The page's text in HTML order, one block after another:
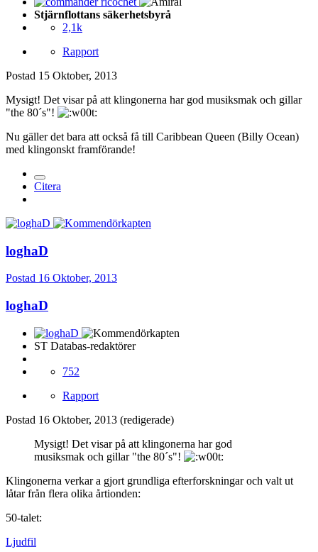
Stjärnflottans säkerhetsbyrå
2,1k
Rapport
Postad 15 Oktober, 2013
Mysigt! Det visar på att klingonerna har god musiksmak och gillar
"the 80´s"!
Nu gäller det bara att också få till Caribbean Queen (Billy Ocean)
med klingonskt framförande!
Citera
loghaD
Postad 16 Oktober, 2013
loghaD
ST Databas-redaktörer
752
Rapport
Postad 16 Oktober, 2013 (redigerade)
Mysigt! Det visar på att klingonerna har god
musiksmak och gillar "the 80´s"!
Klingonerna verkar a gjort grundliga efterforskningar och valt ut
låtar från flera olika årtionden:
50-talet:
Ljudfil